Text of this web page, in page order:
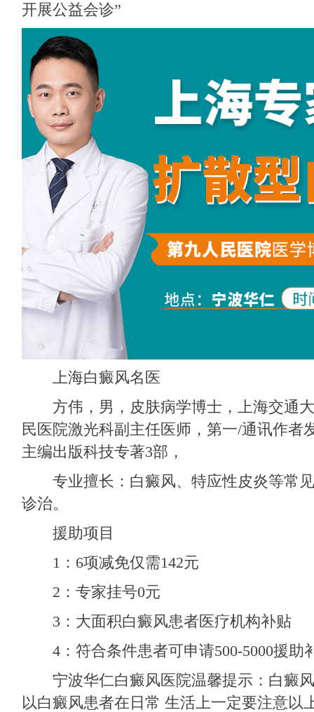
开展公益会诊”
上海白癜风名医
方伟，男，皮肤病学博士，上海交通大
民医院激光科副主任医师，第一/通讯作者
主编出版科技专著3部，
专业擅长：白癜风、特应性皮炎等常见
诊治。
援助项目
1：6项减免仅需142元
2：专家挂号0元
3：大面积白癜风患者医疗机构补贴
4：符合条件患者可申请500-5000援助
宁波华仁白癜风医院温馨提示：白癜风
以白癜风患者在日常 生活上一定要注意以